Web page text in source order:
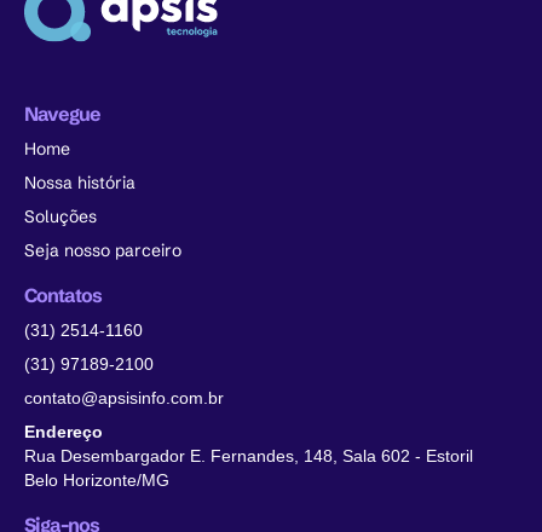
Navegue
Home
Nossa história
Soluções
Seja nosso parceiro
Contatos
(31) 2514-1160
(31) 97189-2100
contato@apsisinfo.com.br
Endereço
Rua Desembargador E. Fernandes, 148, Sala 602 - Estoril
Belo Horizonte/MG
Siga-nos